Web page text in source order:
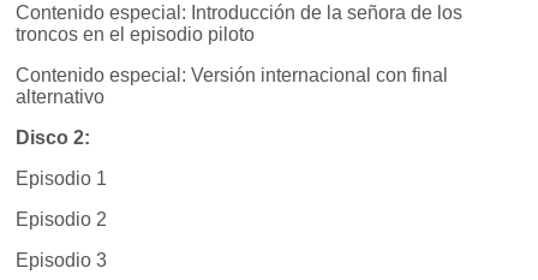
Contenido especial: Introducción de la señora de los
troncos en el episodio piloto
Contenido especial: Versión internacional con final
alternativo
Disco 2:
Episodio 1
Episodio 2
Episodio 3